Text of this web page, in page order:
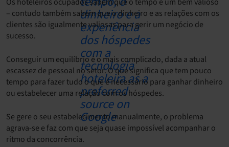
– contudo também sabem que o dinheiro e as relações com os
clientes são igualmente valiosas para gerir um negócio de
sucesso.
Conseguir um equilíbrio é o mais complicado, dada a atual
escassez de pessoal no setor. O que significa que tem pouco
tempo para fazer tudo o que é necessário para ganhar dinheiro
ou estabelecer uma relação com os hóspedes.
Se gere o seu estabelecimento manualmente, o problema
agrava-se e faz com que seja quase impossível acompanhar o
ritmo da concorrência.